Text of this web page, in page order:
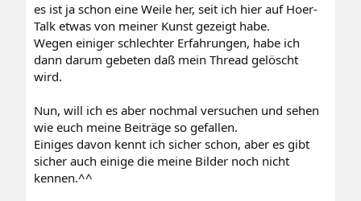
es ist ja schon eine Weile her, seit ich hier auf Hoer-
Talk etwas von meiner Kunst gezeigt habe.
Wegen einiger schlechter Erfahrungen, habe ich
dann darum gebeten daß mein Thread gelöscht
wird.
Nun, will ich es aber nochmal versuchen und sehen
wie euch meine Beiträge so gefallen.
Einiges davon kennt ich sicher schon, aber es gibt
sicher auch einige die meine Bilder noch nicht
kennen.^^